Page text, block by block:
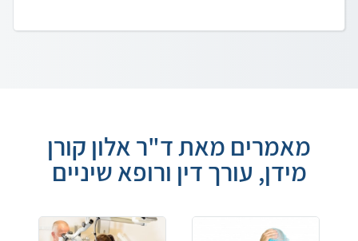
מאמרים מאת ד"ר אלון קורן
מידן, עורך דין ורופא שיניים